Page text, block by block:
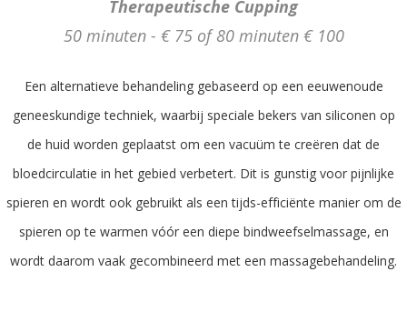
Therapeutische Cupping
50 minuten - € 75 of 80 minuten € 100
Een alternatieve behandeling gebaseerd op een eeuwenoude
geneeskundige techniek, waarbij speciale bekers van siliconen op
de huid worden geplaatst om een vacuüm te creëren dat de
bloedcirculatie in het gebied verbetert. Dit is gunstig voor pijnlijke
spieren en wordt ook gebruikt als een tijds-efficiënte manier om de
spieren op te warmen vóór een diepe bindweefselmassage, en
wordt daarom vaak gecombineerd met een massagebehandeling.